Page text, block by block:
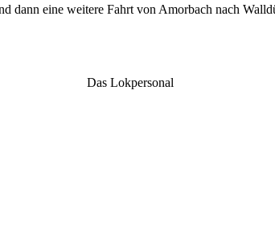
eine weitere Fahrt von Amorbach nach
Das Lokpersonal